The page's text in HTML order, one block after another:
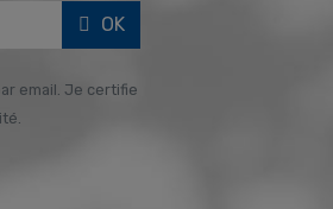
OK
email. Je certifie